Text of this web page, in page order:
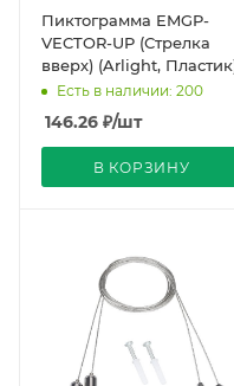
Пиктограмма EMGP-
VECTOR-UP (Стрелка
вверх) (Arlight,
Есть в наличии: 200
146.26 ₽/шт
В КОРЗИНУ